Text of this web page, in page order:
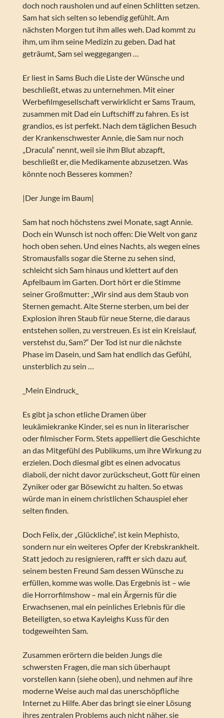
doch noch rausholen und auf einen Schlitten setzen.
Sam hat sich selten so lebendig gefühlt. Am
nächsten Morgen tut ihm alles weh. Dad kommt zu
ihm, um ihm seine Medizin zu geben. Dad hat
geträumt, Sam sei weggegangen …
Er liest in Sams Buch die Liste der Wünsche und
beschließt, etwas zu unternehmen. Mit einer
Werbefilmgesellschaft verwirklicht er Sams Traum,
zusammen mit Dad ein Luftschiff zu fahren. Es ist
grandios, es ist perfekt. Nach dem täglichen Besuch
der Krankenschwester Annie, die Sam nur noch
„Dracula“ nennt, weil sie ihm Blut abzapft,
beschließt er, die Medikamente abzusetzen. Was
könnte noch Besseres kommen?
|Der Junge im Baum|
Sam hat noch höchstens zwei Monate, sagt Annie.
Doch ein Wunsch ist noch offen: Die Welt von ganz
hoch oben sehen. Und eines Nachts, als wegen eines
Stromausfalls sogar die Sterne zu sehen sind,
schleicht sich Sam hinaus und klettert auf den
Apfelbaum im Garten. Dort hört er die Stimme
seiner Großmutter: „Wir sind aus dem Staub von
Sternen gemacht. Alte Sterne sterben, um bei der
Explosion ihren Staub für neue Sterne, die daraus
entstehen sollen, zu verstreuen. Es ist ein Kreislauf,
verstehst du, Sam?“ Der Tod ist nur die nächste
Phase im Dasein, und Sam hat endlich das Gefühl,
unsterblich zu sein …
_Mein Eindruck_
Es gibt ja schon etliche Dramen über
leukämiekranke Kinder, sei es nun in literarischer
oder filmischer Form. Stets appelliert die Geschichte
an das Mitgefühl des Publikums, um ihre Wirkung zu
erzielen. Doch diesmal gibt es einen advocatus
diaboli, der nicht davor zurückscheut, Gott für einen
Zyniker oder gar Bösewicht zu halten. So etwas
würde man in einem christlichen Schauspiel eher
selten finden.
Doch Felix, der „Glückliche“, ist kein Mephisto,
sondern nur ein weiteres Opfer der Krebskrankheit.
Statt jedoch zu resignieren, rafft er sich dazu auf,
seinem besten Freund Sam dessen Wünsche zu
erfüllen, komme was wolle. Das Ergebnis ist – wie
die Horrorfilmshow – mal ein Ärgernis für die
Erwachsenen, mal ein peinliches Erlebnis für die
Beteiligten, so etwa Kayleighs Kuss für den
todgeweihten Sam.
Zusammen erörtern die beiden Jungs die
schwersten Fragen, die man sich überhaupt
vorstellen kann (siehe oben), und nehmen auf ihre
moderne Weise auch mal das unerschöpfliche
Internet zu Hilfe. Aber das bringt sie einer Lösung
ihres zentralen Problems auch nicht näher, sie